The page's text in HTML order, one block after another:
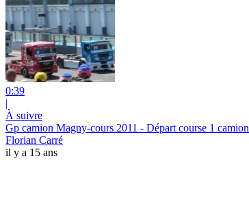
0:39
|
À suivre
Gp camion Magny-cours 2011 - Départ course 1 camion
Florian Carré
il y a 15 ans